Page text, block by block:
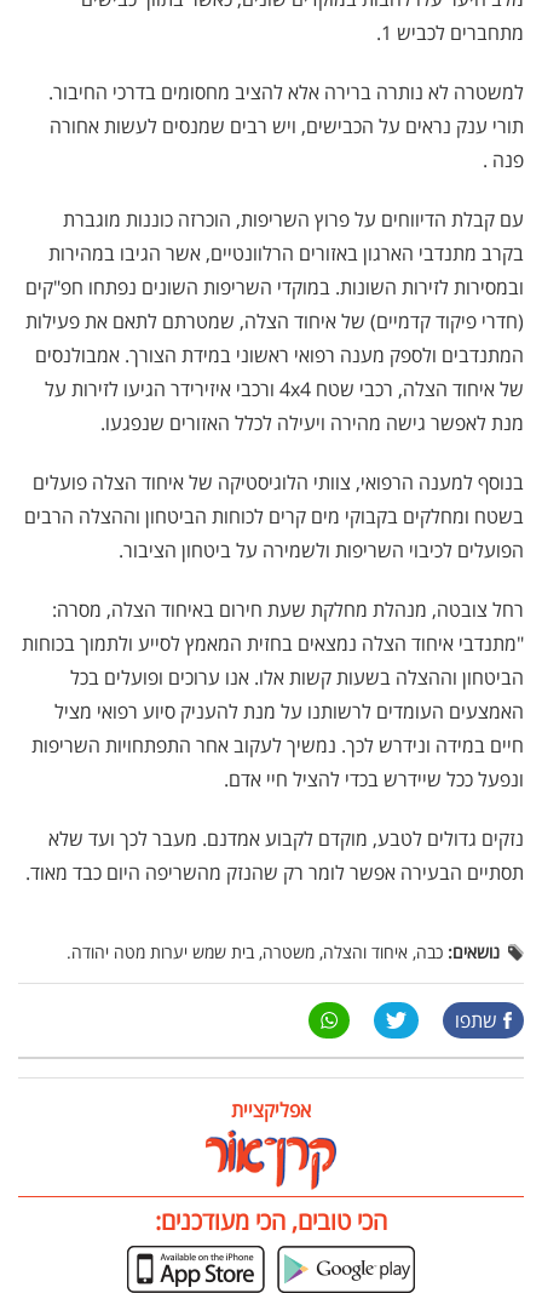
מתחברים לכביש 1.
למשטרה לא נותרה ברירה אלא להציב מחסומים בדרכי החיבור.
תורי ענק נראים על הכבישים, ויש רבים שמנסים לעשות אחורה
פנה .
עם קבלת הדיווחים על פרוץ השריפות, הוכרזה כוננות מוגברת
בקרב מתנדבי הארגון באזורים הרלוונטיים, אשר הגיבו במהירות
ובמסירות לזירות השונות. במוקדי השריפות השונים נפתחו חפ"קים
(חדרי פיקוד קדמיים) של איחוד הצלה, שמטרתם לתאם את פעילות
המתנדבים ולספק מענה רפואי ראשוני במידת הצורך. אמבולנסים
של איחוד הצלה, רכבי שטח 4x4 ורכבי איזירידר הגיעו לזירות על
מנת לאפשר גישה מהירה ויעילה לכלל האזורים שנפגעו.
בנוסף למענה הרפואי, צוותי הלוגיסטיקה של איחוד הצלה פועלים
בשטח ומחלקים בקבוקי מים קרים לכוחות הביטחון וההצלה הרבים
הפועלים לכיבוי השריפות ולשמירה על ביטחון הציבור.
רחל צובטה, מנהלת מחלקת שעת חירום באיחוד הצלה, מסרה:
"מתנדבי איחוד הצלה נמצאים בחזית המאמץ לסייע ולתמוך בכוחות
הביטחון וההצלה בשעות קשות אלו. אנו ערוכים ופועלים בכל
האמצעים העומדים לרשותנו על מנת להעניק סיוע רפואי מציל
חיים במידה ונידרש לכך. נמשיך לעקוב אחר התפתחויות השריפות
ונפעל ככל שיידרש בכדי להציל חיי אדם.
נזקים גדולים לטבע, מוקדם לקבוע אמדנם. מעבר לכך ועד שלא
תסתיים הבעירה אפשר לומר רק שהנזק מהשריפה היום כבד מאוד.
נושאים: כבה, איחוד והצלה, משטרה, בית שמש יערות מטה יהודה.
שתפו
אפליקציית
הכי טובים, הכי מעודכנים: